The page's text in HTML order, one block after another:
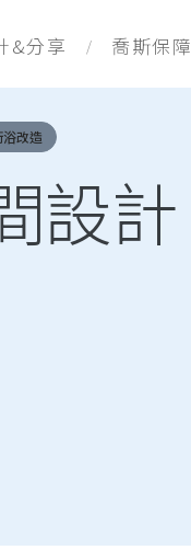
&分享 喬斯保障
浴改造
設計